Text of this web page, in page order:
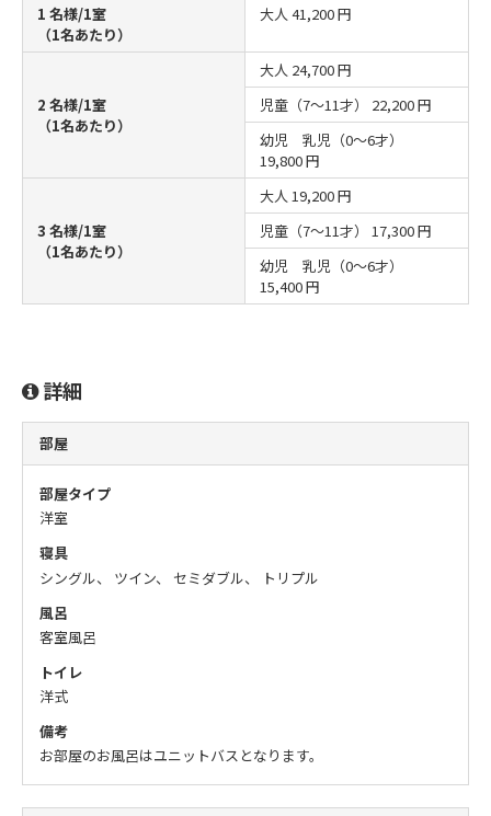
1 名様/1室
（1名あたり）
大人 41,200 円
2 名様/1室
（1名あたり）
大人 24,700 円
児童（7～11才） 22,200 円
幼児 乳児（0～6才）
19,800 円
3 名様/1室
（1名あたり）
大人 19,200 円
児童（7～11才） 17,300 円
幼児 乳児（0～6才）
15,400 円
詳細
部屋
部屋タイプ
洋室
寝具
シングル、 ツイン、 セミダブル、 トリプル
風呂
客室風呂
トイレ
洋式
備考
お部屋のお風呂はユニットバスとなります。